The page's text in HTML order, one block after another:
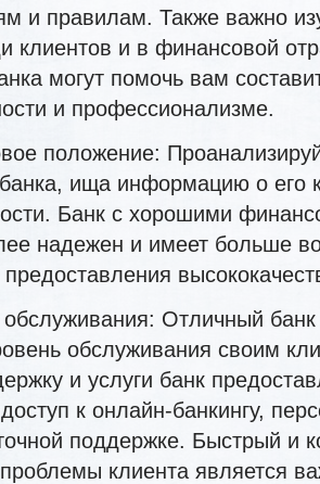
и правилам. Также важно
клиентов и в финансовой
могут помочь вам
и профессионализме.
положение:
ища информацию о его
Банк с хорошими
надежен и имеет больше
Отличный
обслуживания своим
и услуги банк
к онлайн-банкингу,
поддержке. Быстрый и
клиента является